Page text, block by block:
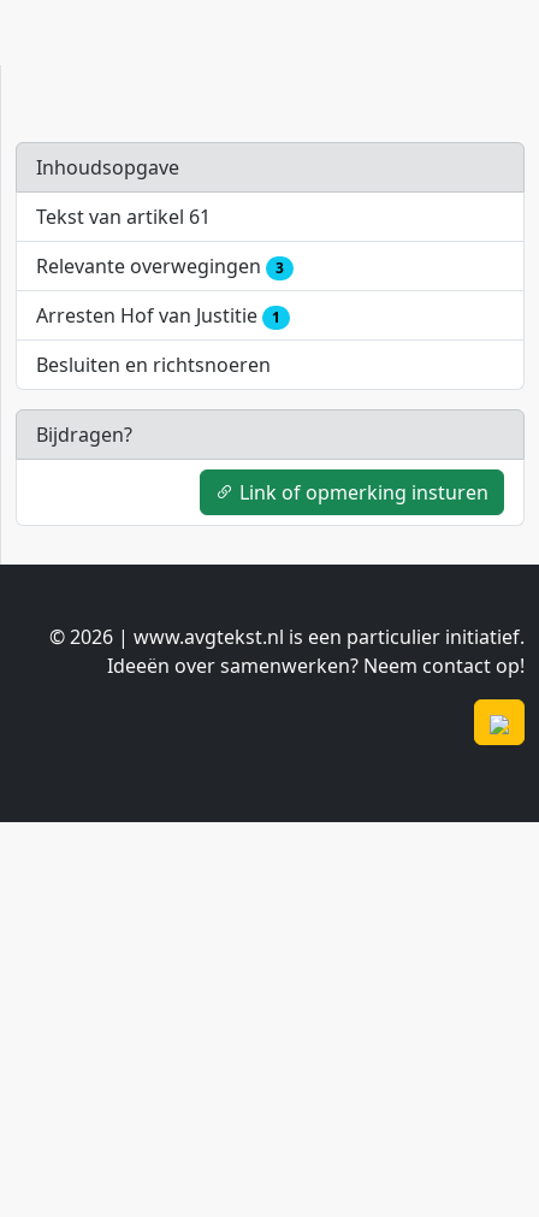
Inhoudsopgave
Tekst van artikel 61
Relevante overwegingen
3
Arresten Hof van Justitie 1
Besluiten en richtsnoeren
Bijdragen?
Link of opmerking insturen
© 2026 | www.avgtekst.nl is een particulier initiatief.
Ideeën over samenwerken? Neem contact op!